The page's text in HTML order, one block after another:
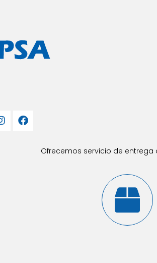
Ofrecemos servicio de entrega